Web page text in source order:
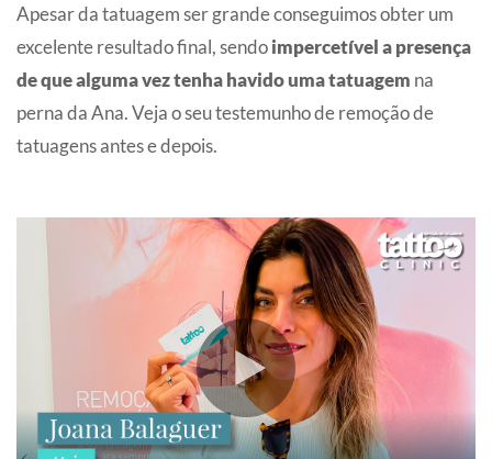
Apesar da tatuagem ser grande conseguimos obter um
excelente resultado final, sendoimpercetível a presença
de que alguma vez tenha havido uma tatuagem na
perna da Ana. Veja o seu testemunho de remoção de
tatuagens antes e depois.